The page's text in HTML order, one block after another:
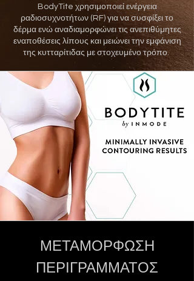
BodyTite χρησιμοποιεί ενέργεια
ραδιοσυχνοτήτων (RF) για να συσφίξει το
δέρμα ενώ αναδιαμορφώνει τις ανεπιθύμητες
εναποθέσεις λίπους και μειώνει την εμφάνιση
της κυτταρίτιδας με στοχευμένο τρόπο.
ΜΕΤΑΜΟΡΦΩΣΗ
ΠΕΡΙΓΡΑΜΜΑΤΟΣ